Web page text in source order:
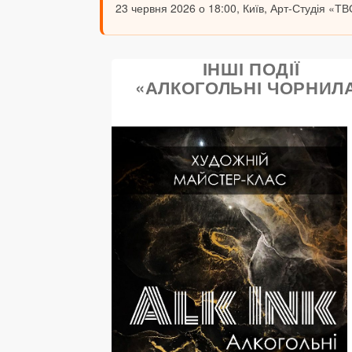
23 червня 2026 о 18:00, Київ, Арт-Студія
ІНШІ ПОДІЇ
«АЛКОГОЛЬНІ